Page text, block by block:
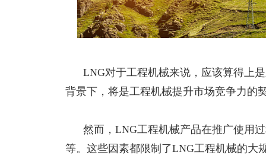
LNG对于工程机械来说，应该算得上是
背景下，将是工程机械提升市场竞争力的
然而， LNG工程机械产品在推广使用
等。这些因素都限制了LNG工程机械的大